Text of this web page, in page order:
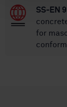
SS-EN
for